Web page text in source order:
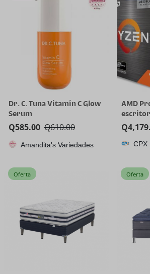
dientes
Dr. C. Tuna Vitamin C Glow
Serum
Q610.00
Q585.00
Amandita's Variedades
AMD
hilos
3D V-
Q
CPX
Oferta Oferta